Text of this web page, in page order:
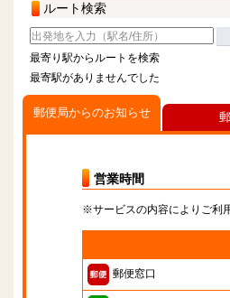
ルート検索
最寄り駅からルートを検索
最寄駅がありませんでした
郵便局からのお知らせ
営業時間
※サービスの内容によりご利
郵便窓口